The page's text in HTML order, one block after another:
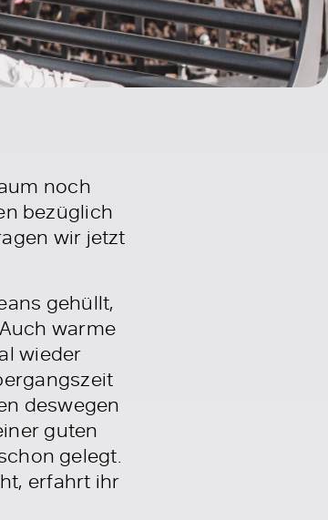
noch
bezüglich
wir jetzt
gehüllt,
warme
wieder
deswegen
guten
gelegt.
erfahrt ihr